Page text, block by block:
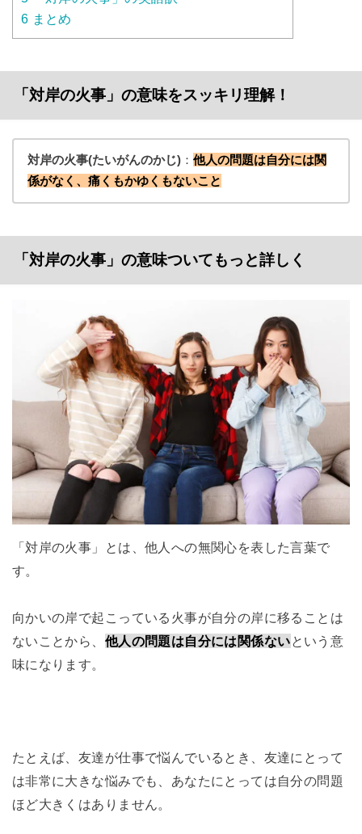
6 まとめ
「対岸の火事」の意味をスッキリ理解！
対岸の火事(たいがんのかじ)： 他人の問題は自分には関
係がなく、痛くもかゆくもないこと
「対岸の火事」の意味ついてもっと詳しく
「対岸の火事」とは、他人への無関心を表した言葉で
す。
向かいの岸で起こっている火事が自分の岸に移ることは
ないことから、 他人の問題は自分には関係ないという意
味になります。
たとえば、友達が仕事で悩んでいるとき、友達にとって
は非常に大きな悩みでも、あなたにとっては自分の問題
ほど大きくはありません。